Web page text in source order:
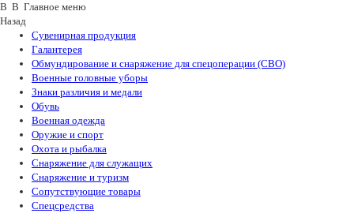
В В Главное меню
Назад
Сувенирная продукция
Галантерея
Обмундирование и снаряжение для спецоперации (СВО)
Военные головные уборы
Знаки различия и медали
Обувь
Военная одежда
Оружие и спорт
Охота и рыбалка
Снаряжение для служащих
Снаряжение и туризм
Сопутствующие товары
Спецсредства